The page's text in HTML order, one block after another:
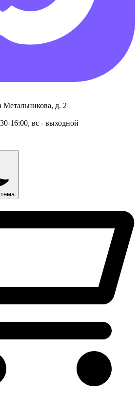
Метальникова, д. 2
16:00, вс - выходной